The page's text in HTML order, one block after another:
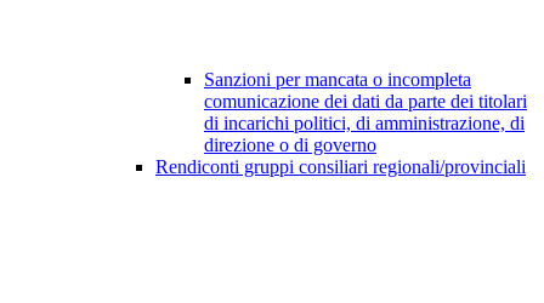
Sanzioni per mancata o incompleta
comunicazione dei dati da parte dei titolari
di incarichi politici, di amministrazione, di
direzione o di governo
Rendiconti gruppi consiliari regionali/provinciali